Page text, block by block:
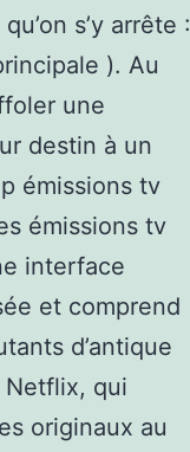
s’y arrête :
). Au
une
destin à un
émissions tv
émissions tv
interface
et comprend
d’antique
qui
originaux au